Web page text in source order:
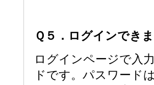
Ｑ５．ログインでき
ログインページで入
ドです。パスワード